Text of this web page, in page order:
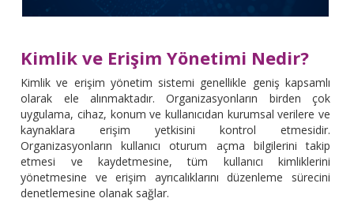
Kimlik ve Erişim Yönetimi Nedir?
Kimlik ve erişim yönetim sistemi genellikle geniş kapsamlı
olarak ele alınmaktadır. Organizasyonların birden çok
uygulama, cihaz, konum ve kullanıcıdan kurumsal verilere ve
kaynaklara erişim yetkisini kontrol etmesidir.
Organizasyonların kullanıcı oturum açma bilgilerini takip
etmesi ve kaydetmesine, tüm kullanıcı kimliklerini
yönetmesine ve erişim ayrıcalıklarını düzenleme sürecini
denetlemesine olanak sağlar.